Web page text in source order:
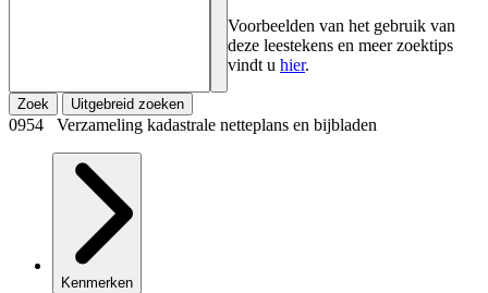
Voorbeelden van het gebruik van
deze leestekens en meer zoektips
vindt u hier.
Zoek Uitgebreid zoeken
0954 Verzameling kadastrale netteplans en bijbladen
Kenmerken